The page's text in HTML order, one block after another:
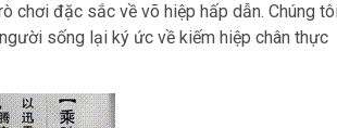
chơi đặc sắc về võ hiệp hấp dẫn. Chúng
sống lại ký ức về kiếm hiệp chân thực